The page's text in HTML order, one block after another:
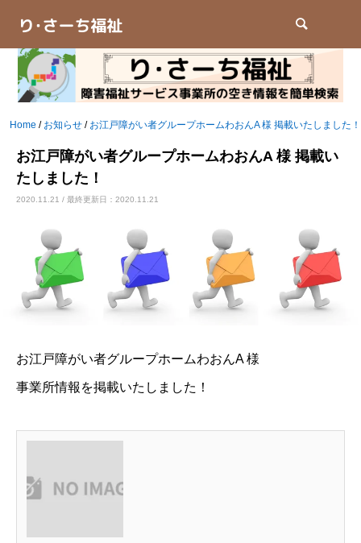
Home / お知らせ / お江戸障がい者グループホームわおんA 様 掲載いたしました！
お江戸障がい者グループホームわおんA 様 掲載い
たしました！
2020.11.21 / 最終更新日：2020.11.21
お江戸障がい者グループホームわおんA 様
事業所情報を掲載いたしました！